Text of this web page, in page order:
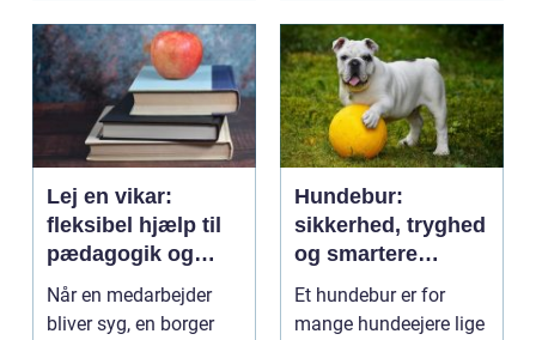
Lej en vikar:
fleksibel hjælp til
pædagogik og
sundhed
Når en medarbejder
bliver syg, en borger
Hundebur:
sikkerhed, tryghed
og smartere
hverdag med hund
Et hundebur er for
mange hundeejere lige